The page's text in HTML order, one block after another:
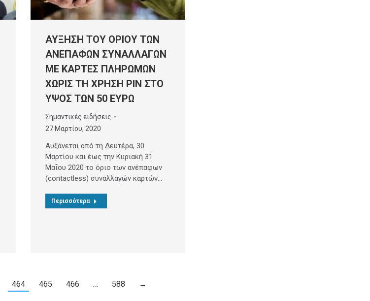
ΑΥΞΗΣΗ ΤΟΥ ΟΡΙΟΥ ΤΩΝ
ΑΝΕΠΑΦΩΝ ΣΥΝΑΛΛΑΓΩΝ
ΜΕ ΚΑΡΤΕΣ ΠΛΗΡΩΜΩΝ
ΧΩΡΙΣ ΤΗ ΧΡΗΣΗ ΡΙΝ ΣΤΟ
ΥΨΟΣ ΤΩΝ 50 ΕΥΡΩ
Σημαντικές ειδήσεις
27 Μαρτίου, 2020
Αυξάνεται από τη Δευτέρα, 30
Μαρτίου και έως την Κυριακή 31
Μαΐου 2020 το όριο των ανέπαφων
(contactless) συναλλαγών καρτών…
Περισσότερα
464 465 466 … 588 →